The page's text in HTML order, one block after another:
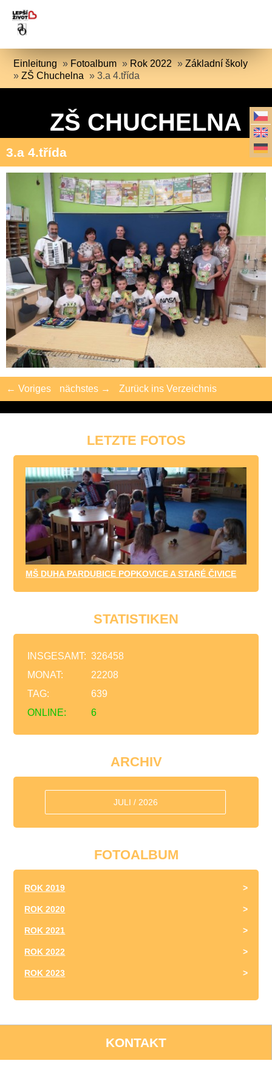
Einleitung » Fotoalbum » Rok 2022 »Základní školy
»ZŠ Chuchelna »3.a 4.třída
ZŠ CHUCHELNA
3.a 4.třída
← Voriges nächstes → Zurück ins Verzeichnis
LETZTE FOTOS
MŠ DUHA PARDUBICE POPKOVICE A STARÉ ČIVICE
STATISTIKEN
ONLINE: 6
INSGESAMT: 326458
MONAT:
22208
TAG:
639
ARCHIV
JULI / 2026
FOTOALBUM
ROK 2019
ROK 2020
ROK 2021
ROK 2022
ROK 2023
KONTAKT